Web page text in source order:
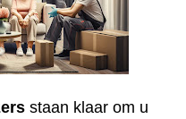
staan klaar om u